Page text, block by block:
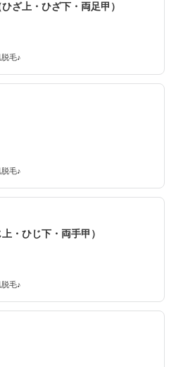
ひざ上・ひざ下・両足甲）
毛♪
毛♪
上・ひじ下・両手甲）
毛♪